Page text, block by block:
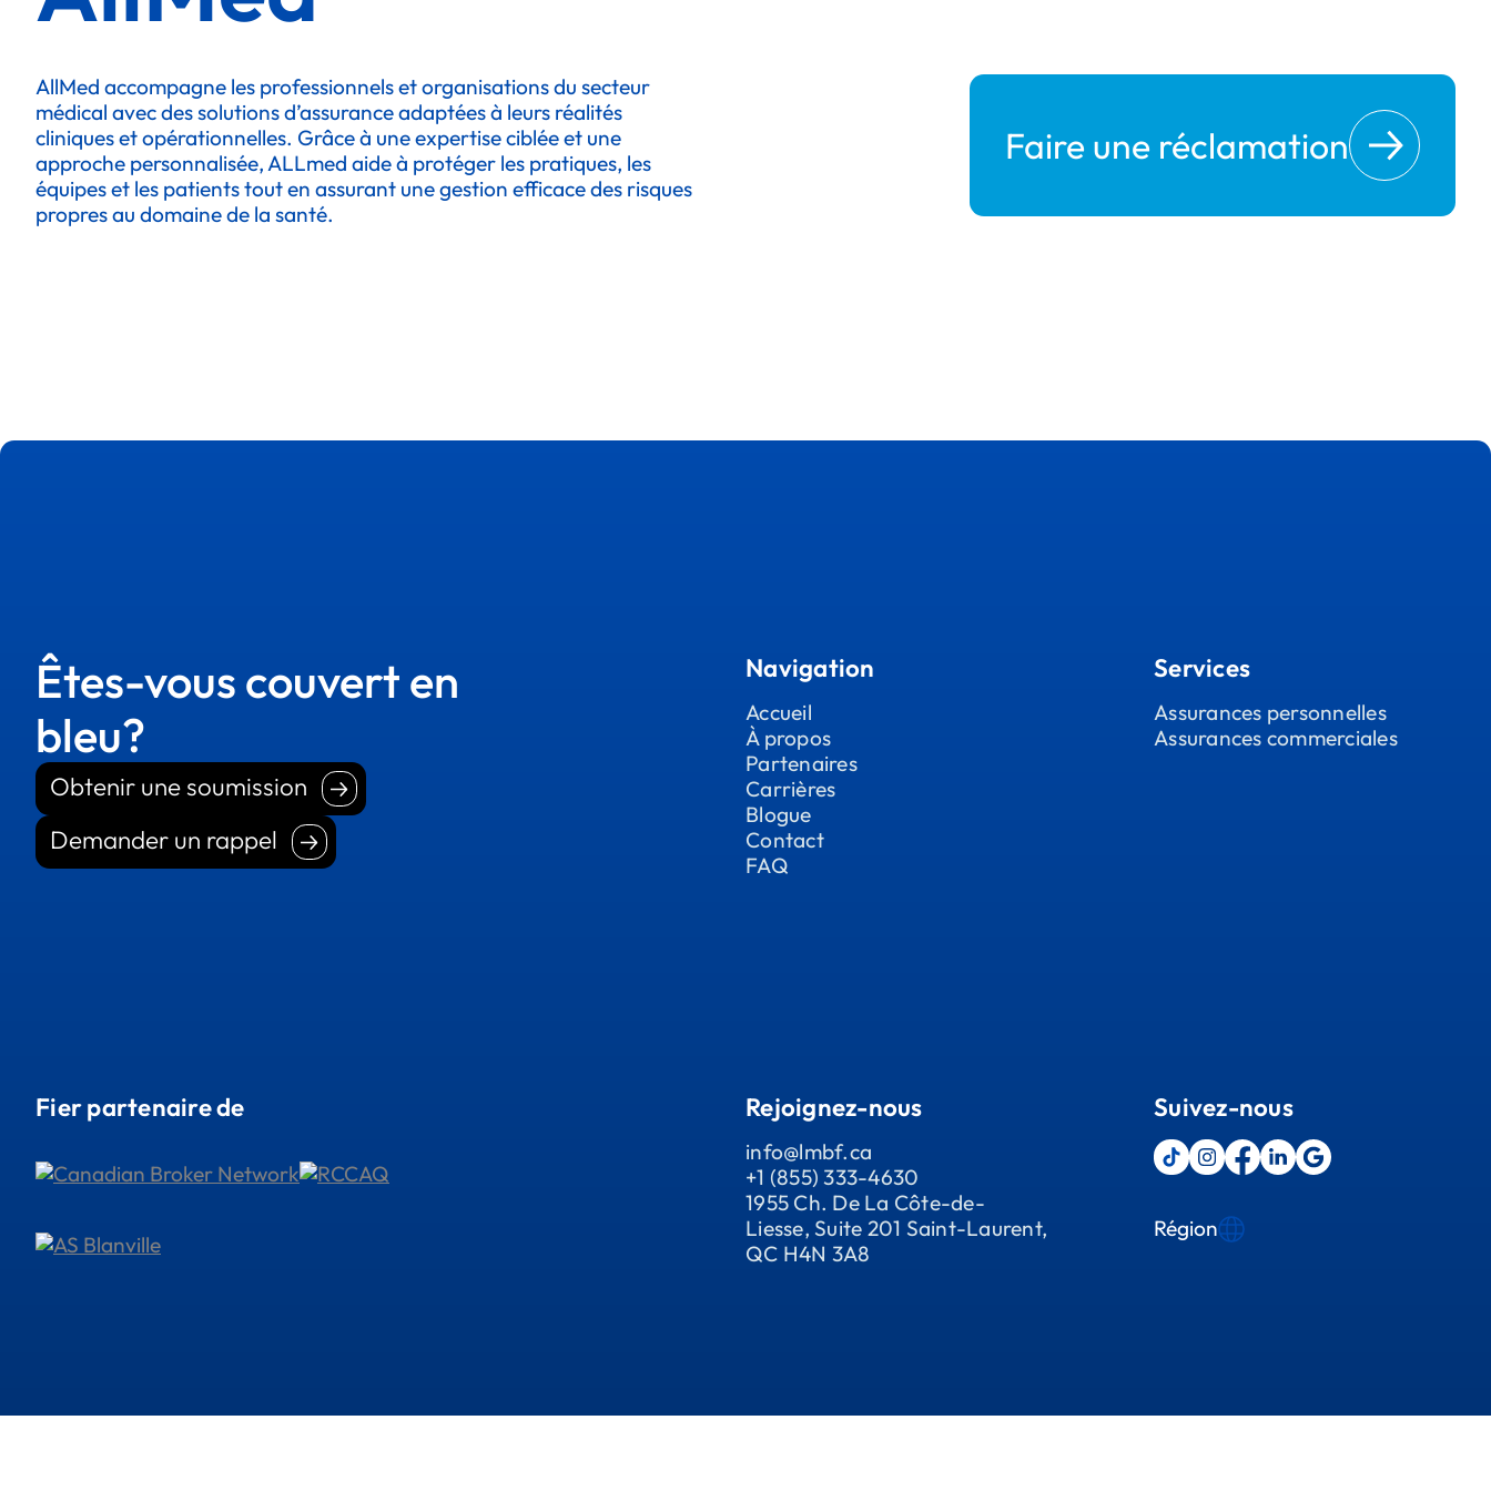
AllMed accompagne les professionnels et organisations du secteur
médical avec des solutions d’assurance adaptées à leurs réalités
cliniques et opérationnelles. Grâce à une expertise ciblée et une
approche personnalisée, ALLmed aide à protéger les pratiques, les
équipes et les patients tout en assurant une gestion efficace des risques
propres au domaine de la santé.
Faire une réclamation
Êtes-vous couvert en
bleu?
Obtenir une soumission
Demander un rappel
Demander un rappel
Navigation
Accueil
À propos
Partenaires
Carrières
Blogue
Contact
FAQ
Services
Assurances personnelles
Assurances commerciales
Fier partenaire de Rejoignez-nous
info@lmbf.ca
+1 (855) 333-4630
1955 Ch. De La Côte-de-
Liesse, Suite 201 Saint-Laurent,
QC H4N 3A8
Suivez-nous
Région